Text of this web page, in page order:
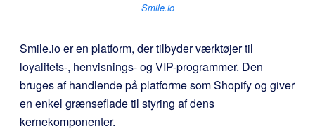
Smile.io
Smile.io er en platform, der tilbyder værktøjer til
loyalitets-, henvisnings- og VIP-programmer. Den
bruges af handlende på platforme som Shopify og giver
en enkel grænseflade til styring af dens
kernekomponenter.